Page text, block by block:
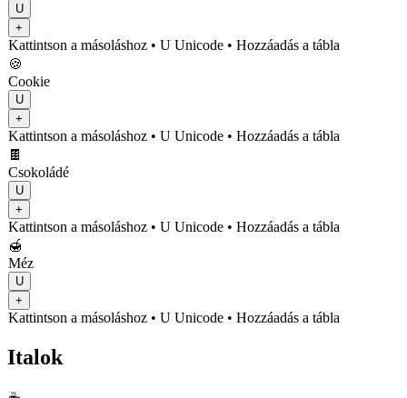
U
+
Kattintson a másoláshoz • U Unicode • Hozzáadás a tábla
🍪
Cookie
U
+
Kattintson a másoláshoz • U Unicode • Hozzáadás a tábla
🍫
Csokoládé
U
+
Kattintson a másoláshoz • U Unicode • Hozzáadás a tábla
🍯
Méz
U
+
Kattintson a másoláshoz • U Unicode • Hozzáadás a tábla
Italok